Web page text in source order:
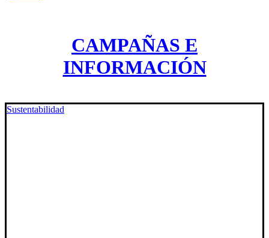
CAMPAÑAS E
INFORMACIÓN
Sustentabilidad